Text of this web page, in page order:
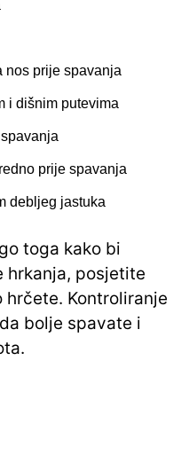
nos prije spavanja
i dišnim putevima
prije spavanja
debljeg jastuka
toga kako bi
hrkanja, posjetite
Kontroliranje
bolje spavate i